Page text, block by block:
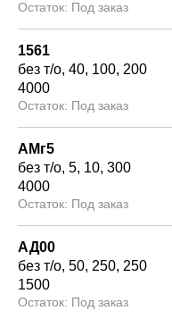
Под заказ
1561
без т/о 40 100 200
4000
Под заказ
АМг5
без т/о 5 10 300
4000
Под заказ
АД00
без т/о 50 250 250
1500
Под заказ